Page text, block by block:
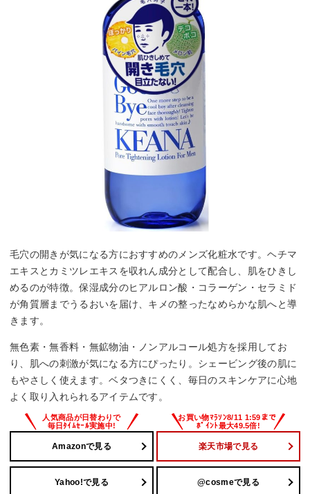
毛穴の開きが気になる方におすすめのメンズ化粧水です。ヘチマ
エキスとカミツレエキスを収れん成分として配合し、肌をひきし
めるのが特徴。保湿成分のヒアルロン酸・コラーゲン・セラミド
が角質層までうるおいを届け、キメの整ったなめらかな肌へと導
きます。
無色素・無香料・無鉱物油・ノンアルコール処方を採用してお
り、肌への刺激が気になる方にぴったり。シェービング後の肌に
もやさしく使えます。ベタつきにくく、毎日のスキンケアに心地
よく取り入れられるアイテムです。
Amazonで見る 楽天市場で見る
Yahoo!で見る @cosmeで見る